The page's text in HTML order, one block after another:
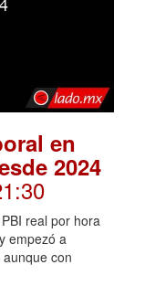
en
2024
real por hora
empezó a
con